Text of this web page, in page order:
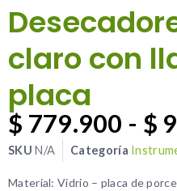
claro con
placa
$ 779.900 - $
SKUN/A Categoría
Material: Vidrio – placa de